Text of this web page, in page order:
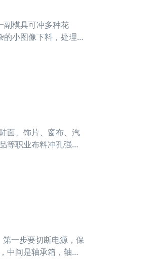
模具可冲多种花
小图像下料，处理
面、饰片、窗布、汽
等职业布料冲孔强化
一步要切断电源，保
中间是轴承箱，轴承